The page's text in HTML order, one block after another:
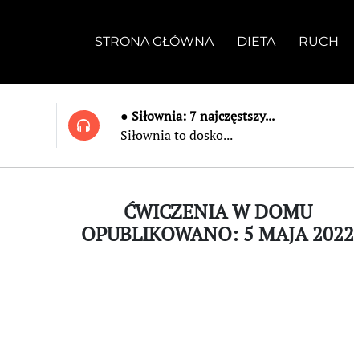
STRONA GŁÓWNA DIETA RUCH
● Siłownia: 7 najczęstszy...
Siłownia to dosko...
ĆWICZENIA W DOMU
OPUBLIKOWANO: 5 MAJA 2022